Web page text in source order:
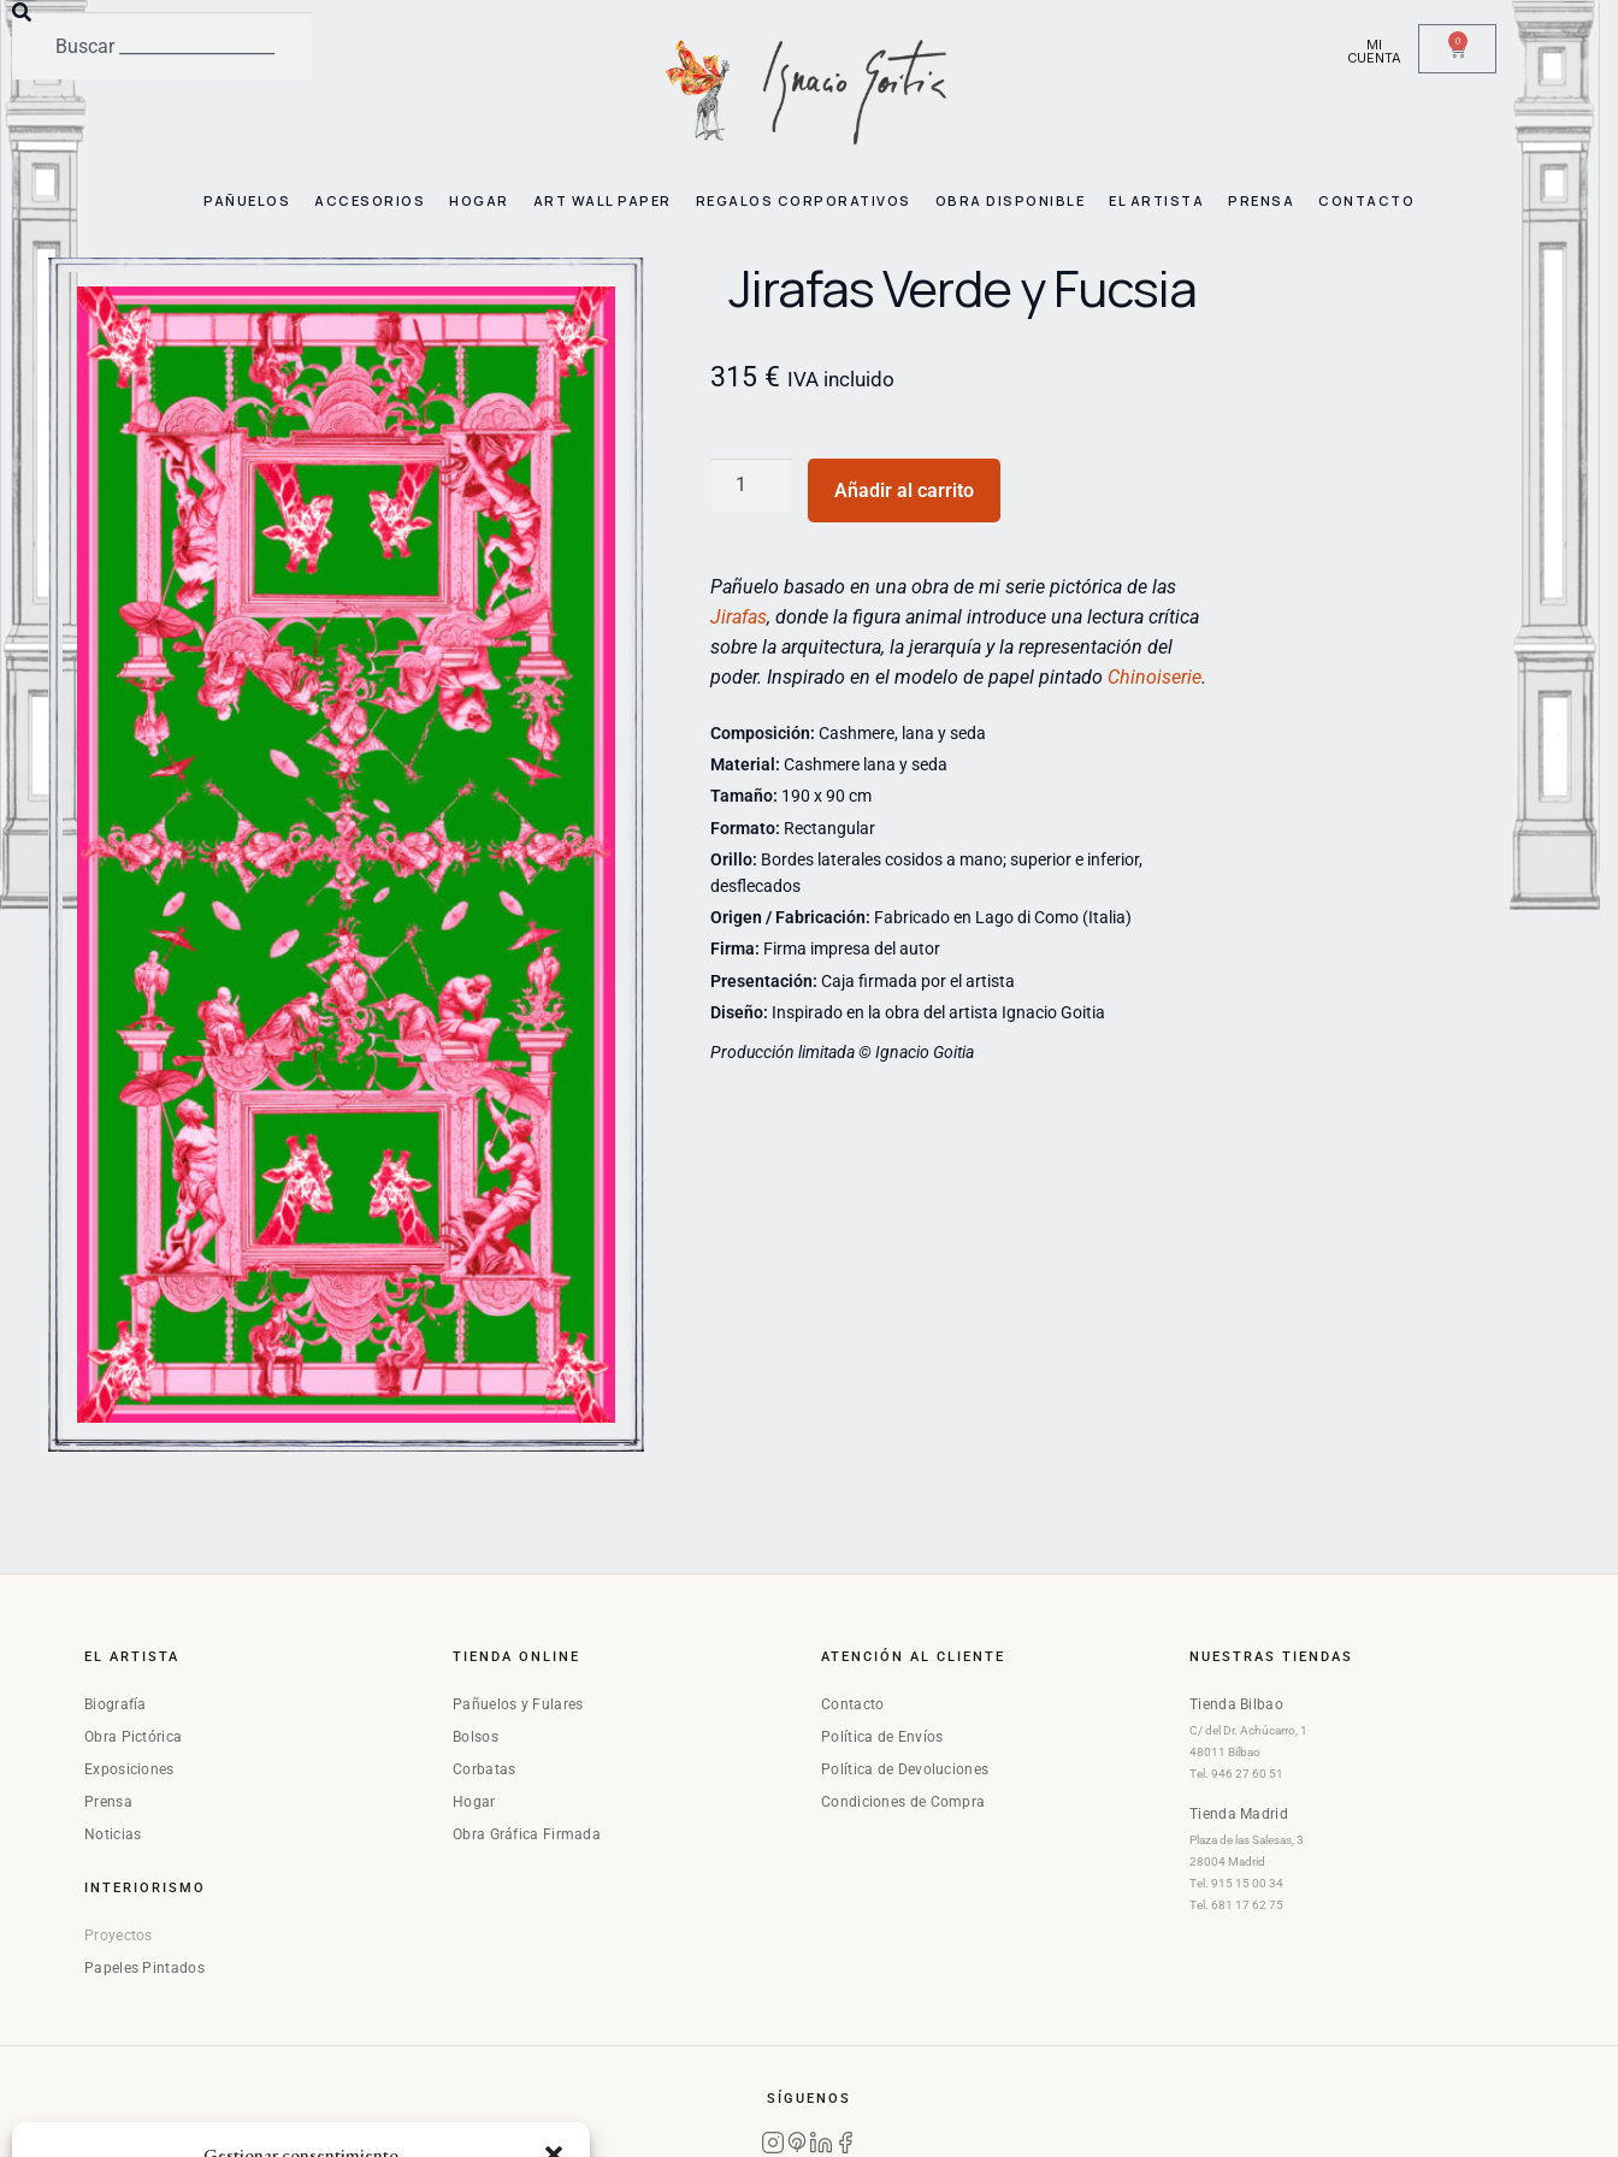
MI
CUENTA
0
PAÑUELOS ACCESORIOS HOGAR ART WALL PAPER REGALOS CORPORATIVOS OBRA DISPONIBLE EL ARTISTA PRENSA CONTACTO
Jirafas Verde y Fucsia
315 € IVA incluido
Añadir al carrito
Pañuelo basado en una obra de mi serie pictórica de las
Jirafas, donde la figura animal introduce una lectura crítica
sobre la arquitectura, la jerarquía y la representación del
poder. Inspirado en el modelo de papel pintado Chinoiserie.
Composición: Cashmere, lana y seda
Material: Cashmere lana y seda
Tamaño: 190 x 90 cm
Formato: Rectangular
Orillo: Bordes laterales cosidos a mano; superior e inferior,
desflecados
Origen / Fabricación: Fabricado en Lago di Como (Italia)
Firma: Firma impresa del autor
Presentación: Caja firmada por el artista
Diseño: Inspirado en la obra del artista Ignacio Goitia
Producción limitada © Ignacio Goitia
EL ARTISTA
Biografía
Obra Pictórica
Exposiciones
Prensa
Noticias
INTERIORISMO
Proyectos
Papeles Pintados
TIENDA ONLINE
Pañuelos y Fulares
Bolsos
Corbatas
Hogar
Obra Gráfica Firmada
ATENCIÓN AL CLIENTE
Contacto
Política de Envíos
Política de Devoluciones
Condiciones de Compra
NUESTRAS TIENDAS
Tienda Bilbao
C/ del Dr. Achúcarro, 1
48011 Bilbao
Tel. 946 27 60 51
Tienda Madrid
Plaza de las Salesas, 3
28004 Madrid
Tel. 915 15 00 34
Tel. 681 17 62 75
SÍGUENOS